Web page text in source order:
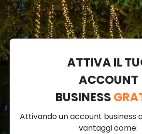
ATTIVA IL
ACCOUNT
BUSINESS
Attivando un account business
vantaggi come: